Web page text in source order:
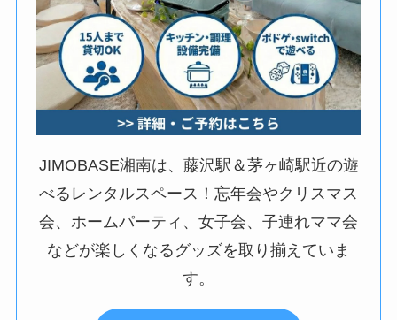
JIMOBASE湘南は、藤沢駅＆茅ヶ崎駅近の遊
べるレンタルスペース！忘年会やクリスマス
会、ホームパーティ、女子会、子連れママ会
などが楽しくなるグッズを取り揃えていま
す。